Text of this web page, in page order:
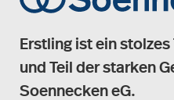
Erstling ist ein
und Teil der starken
Soennecken eG.